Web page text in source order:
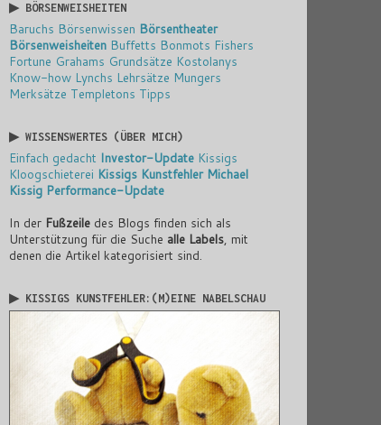
▶ BÖRSENWEISHEITEN
Baruchs Börsenwissen Börsentheater
Börsenweisheiten Buffetts Bonmots Fishers
Fortune Grahams Grundsätze Kostolanys
Know-how Lynchs Lehrsätze Mungers
Merksätze Templetons Tipps
▶ WISSENSWERTES (ÜBER MICH)
Einfach gedacht Investor-Update Kissigs
Kloogschieterei Kissigs Kunstfehler Michael
Kissig Performance-Update
In der Fußzeile des Blogs finden sich als
Unterstützung für die Suche alle Labels , mit
denen die Artikel kategorisiert sind.
▶ KISSIGS KUNSTFEHLER:(M)EINE NABELSCHAU